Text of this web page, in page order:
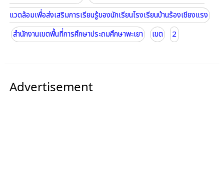
แวดล้อมเพื่อส่งเสริมการเรียนรู้ของนักเรียนโรงเรียนบ้านร้องเชียงแรง
สำนักงานเขตพื้นที่การศึกษาประถมศึกษาพะเยา
เขต 2
Advertisement